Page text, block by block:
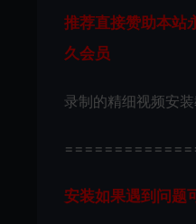
推荐直接赞助本站
久会员
录制的精细视频安
安装如果遇到问题